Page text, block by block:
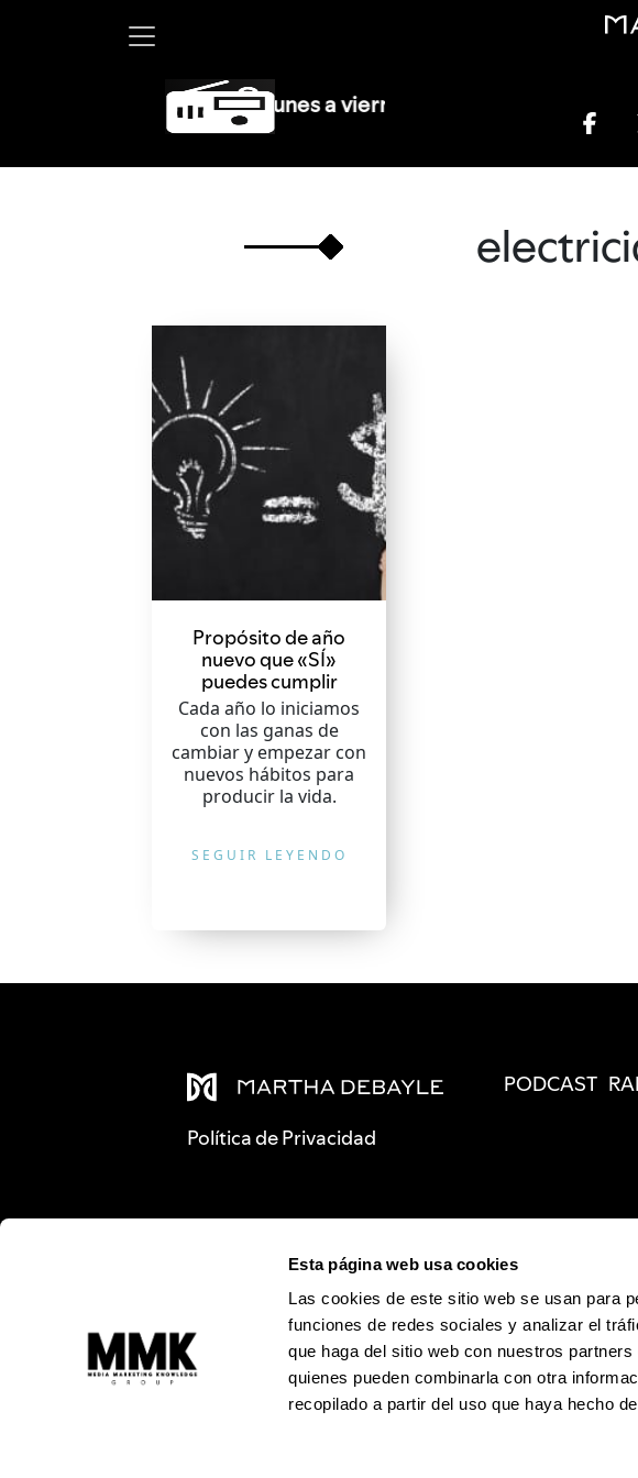
Esta página web usa cookies
Las cookies de este sitio web se usan para
funciones de redes sociales y analizar el
que haga del sitio web con nuestros
quienes pueden combinarla con otra
recopilado a partir del uso que haya hecho
Martha Debayle en W, lunes a viernes de 10 a 13 hrs.
Propósito de año
nuevo que «SÍ»
puedes cumplir
Cada año lo iniciamos
con las ganas de
cambiar y empezar con
nuevos hábitos para
producir la vida.
SEGUIR LEYENDO
Política de Privacidad
PODCAST